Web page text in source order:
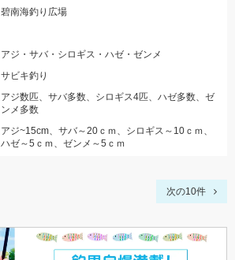
碧南海釣り広場
アジ・サバ・シロギス・ハゼ・ゼンメ
サビキ釣り
アジ数匹、サバ多数、シロギス4匹、ハゼ多数、ゼ
ンメ多数
アジ~15cm、サバ～20ｃｍ、シロギス～10ｃｍ、
ハゼ～5ｃｍ、ゼンメ～5ｃｍ
次の10件